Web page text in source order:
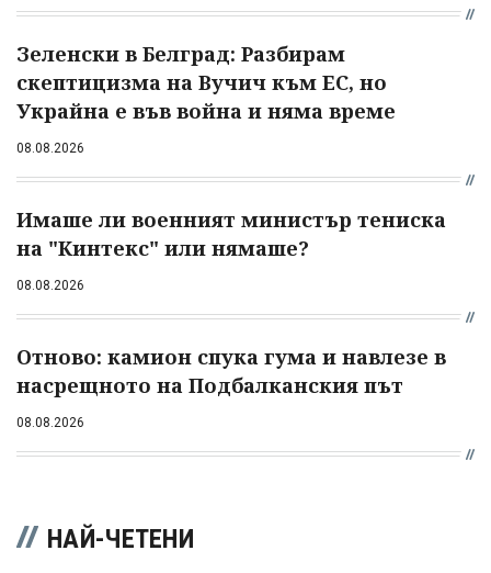
Зеленски в Белград: Разбирам
скептицизма на Вучич към ЕС, но
Украйна е във война и няма време
08.08.2026
Имаше ли военният министър тениска
на "Кинтекс" или нямаше?
08.08.2026
Отново: камион спука гума и навлезе в
насрещното на Подбалканския път
08.08.2026
НАЙ-ЧЕТЕНИ